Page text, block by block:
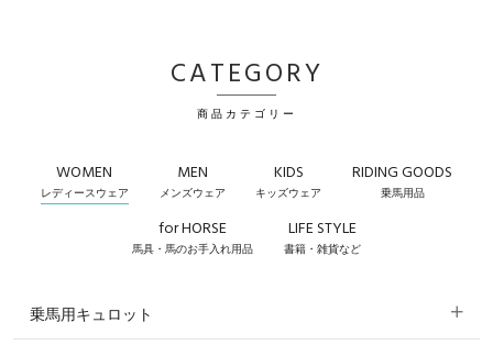
CATEGORY
商品カテゴリー
WOMEN
レディースウェア
MEN
メンズウェア
KIDS
キッズウェア
RIDING GOODS
乗馬用品
for HORSE
馬具・馬のお手入れ用品
LIFE STYLE
書籍・雑貨など
乗馬用キュロット